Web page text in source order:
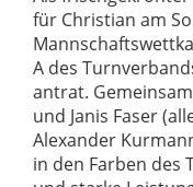
für Christian am
A des
antrat.
und Janis Faser
Alexander
in den Farben des